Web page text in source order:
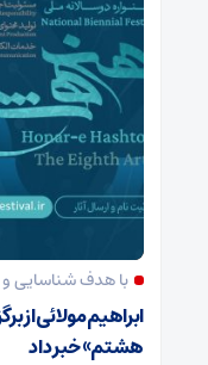
با هدف شناسایی و
ابراهیم مولائی از
هشتم» خبر داد